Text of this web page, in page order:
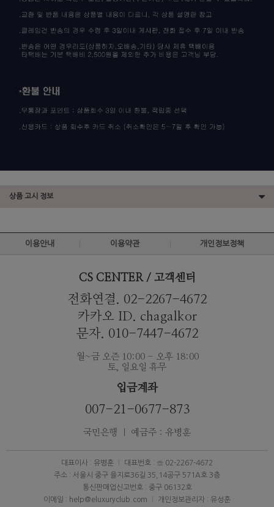
상품 고시 정보
이용안내 이용약관 개인정보정책
CS CENTER / 고객센터
전화연결. 02-2267-4672
카카오 ID. chagalkor
문자. 010-7447-4672
월~금 오즌 10:00 - 오후 18:00
토, 일요일 휴무
입금계좌
007-21-0677-873
국민은행 ｜ 예금주 : 유병훈
대표이사 : 유병훈
대표번호 : ☏ 02-2267-4672
주소 : 서울시 중구 을지로36길 35,14공구 571A호 3층
통신판매업신고번호 : 중구 06132호
이메일 : help@eluxuryclub.com
개인정보관리자 : 유성훈